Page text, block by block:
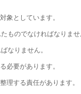
象としています。
ものでなければなりませ
なりません。
必要があります。
理する責任があります。